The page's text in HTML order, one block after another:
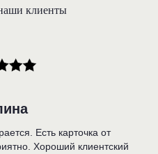
клиенты
Есть карточка от
Хороший клиентский